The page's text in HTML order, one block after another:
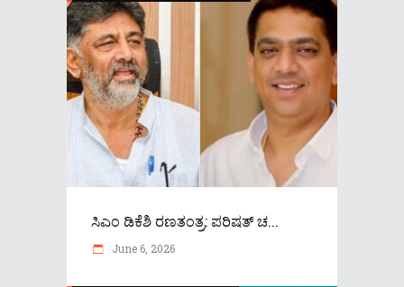
ಸಿಎಂ ಡಿಕೆಶಿ ರಣತಂತ್ರ: ಪರಿಷತ್ ಚ...
June 6, 2026